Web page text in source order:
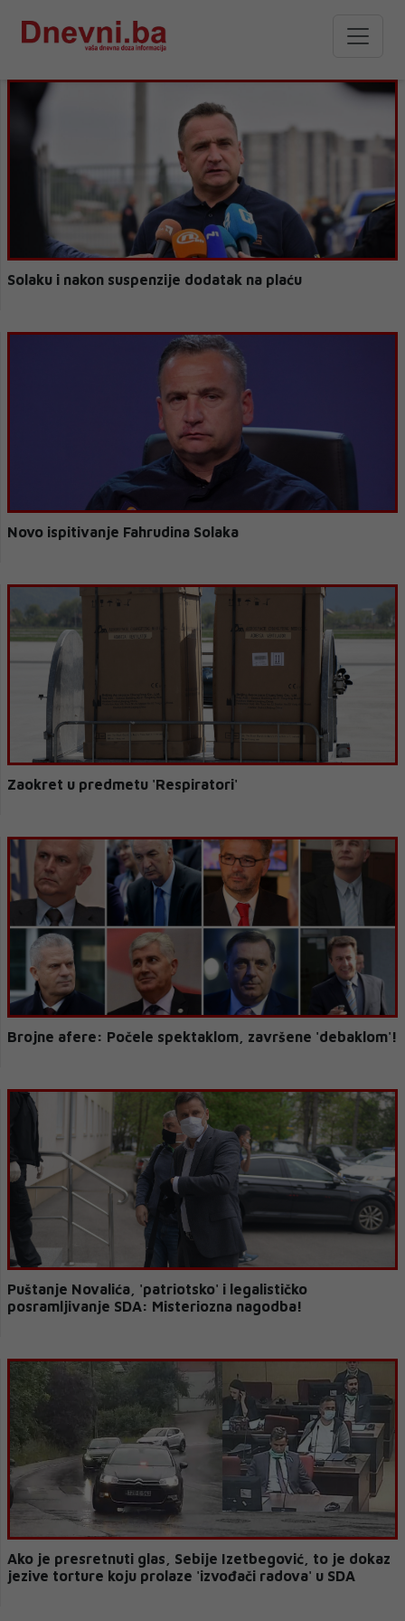
Solaku i nakon suspenzije dodatak na plaću
Novo ispitivanje Fahrudina Solaka
Zaokret u predmetu 'Respiratori'
Brojne afere: Počele spektaklom, završene 'debaklom'!
Puštanje Novalića, 'patriotsko' i legalističko
posramljivanje SDA: Misteriozna nagodba!
Ako je presretnuti glas, Sebije Izetbegović, to je dokaz
jezive torture koju prolaze 'izvođači radova' u SDA